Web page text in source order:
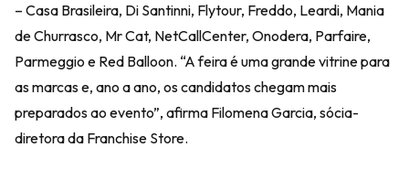
– Casa Brasileira, Di Santinni, Flytour, Freddo, Leardi, Mania
de Churrasco, Mr Cat, NetCallCenter, Onodera, Parfaire,
Parmeggio e Red Balloon. “A feira é uma grande vitrine para
as marcas e, ano a ano, os candidatos chegam mais
preparados ao evento”, afirma Filomena Garcia, sócia-
diretora da Franchise Store.